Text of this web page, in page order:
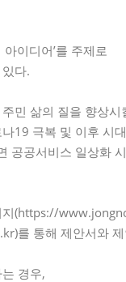
이디어’를 주제로
다.
민 삶의 질을 향상시
19 극복 및 이후 시
공공서비스 일상화
지(https://
를 통해 제안서와
경우,